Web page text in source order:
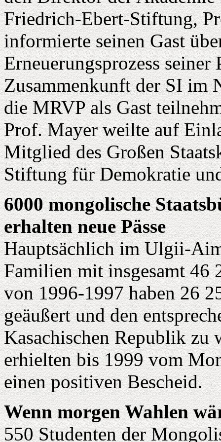
Friedrich-Ebert-Stiftung,
informierte seinen Gast
Erneuerungsprozess seiner
Zusammenkunft der SI im
die MRVP als Gast
Prof. Mayer weilte auf
Mitglied des Großen
Stiftung für Demokratie
6000 mongolische
erhalten neue Pässe
Hauptsächlich im Ulgii-
Familien mit insgesamt 46
von 1996-1997 haben 26
geäußert und den
Kasachischen Republik zu
erhielten bis 1999 vom
einen positiven Bescheid.
Wenn morgen Wahlen
550 Studenten der